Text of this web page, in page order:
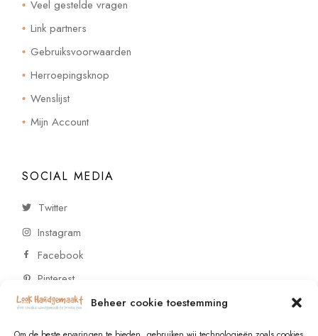
Beheer cookie toestemming
Veel gestelde vragen
Link partners
Gebruiksvoorwaarden
Herroepingsknop
Wenslijst
Mijn Account
SOCIAL MEDIA
Twitter
Instagram
Facebook
Pinterest